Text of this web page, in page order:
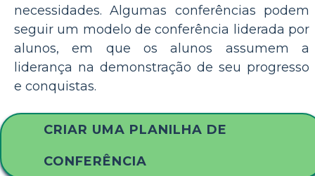
necessidades. Algumas conferências podem
seguir um modelo de conferência liderada por
alunos, em que os alunos assumem a
liderança na demonstração de seu progresso
e conquistas.
CRIAR UMA PLANILHA DE
CONFERÊNCIA